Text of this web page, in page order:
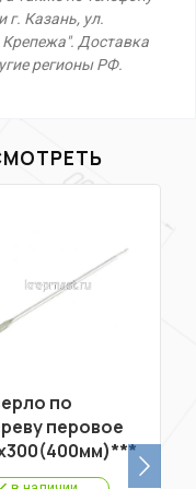
г. Казань, ул.
Крепежа". Доставка
регионы РФ.
по
перовое